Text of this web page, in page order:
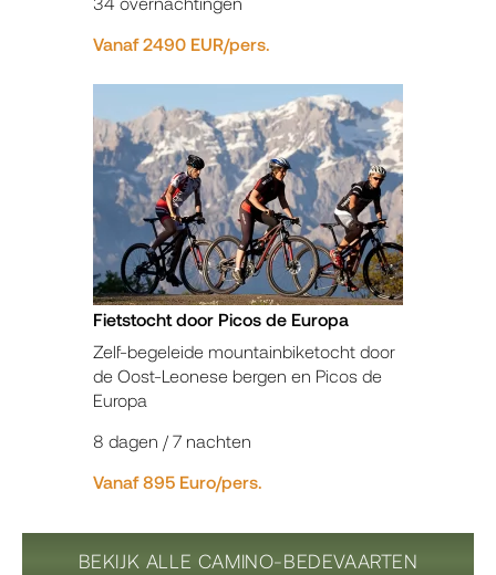
Vanaf 2490 EUR/pers.
Fietstocht door Picos de Europa
Zelf-begeleide mountainbiketocht door
de Oost-Leonese bergen en Picos de
Europa
8 dagen / 7 nachten
Vanaf 895 Euro/pers.
BEKIJK ALLE CAMINO-BEDEVAARTEN